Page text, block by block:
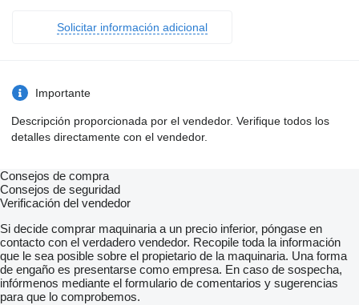
Solicitar información adicional
Importante
Descripción proporcionada por el vendedor. Verifique todos los
detalles directamente con el vendedor.
Consejos de compra
Consejos de seguridad
Verificación del vendedor
Si decide comprar maquinaria a un precio inferior, póngase en
contacto con el verdadero vendedor. Recopile toda la información
que le sea posible sobre el propietario de la maquinaria. Una forma
de engaño es presentarse como empresa. En caso de sospecha,
infórmenos mediante el formulario de comentarios y sugerencias
para que lo comprobemos.